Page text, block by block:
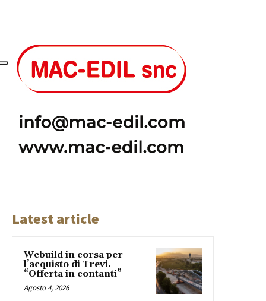
Latest article
Webuild in corsa per
l’acquisto di Trevi.
“Offerta in contanti”
Agosto 4, 2026